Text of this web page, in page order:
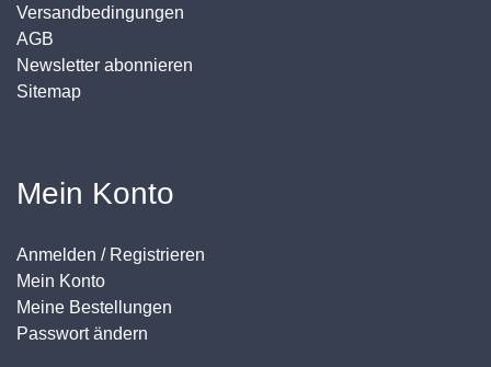
Versandbedingungen
AGB
Newsletter abonnieren
Sitemap
Mein Konto
Anmelden / Registrieren
Mein Konto
Meine Bestellungen
Passwort ändern